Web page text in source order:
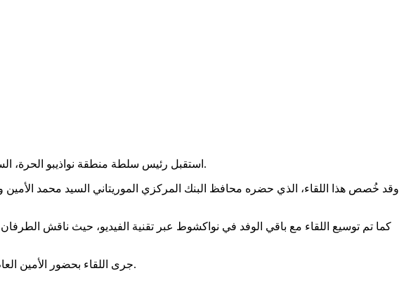
استقبل رئيس سلطة منطقة نواذيبو الحرة، السيد إساقا جياگانا، زوال اليوم الاثنين بمقر السلطة بانواذيبو، بعثة من صندوق النقد الدولي برئاسة السيد فيليكس فيشر.
وقد خُصص هذا اللقاء، الذي حضره محافظ البنك المركزي الموريتاني السيد محمد الأمين
كما تم توسيع اللقاء مع باقي الوفد في نواكشوط عبر تقنية الفيديو، حيث ناقش الطرفان
جرى اللقاء بحضور الأمين العام لسلطة منطقة انواذيبو الحرة وكالة السيد محمد الامين ولد اباه وعدد من المديرين وأطر سلطة منطقة نواذيبو الحرة.